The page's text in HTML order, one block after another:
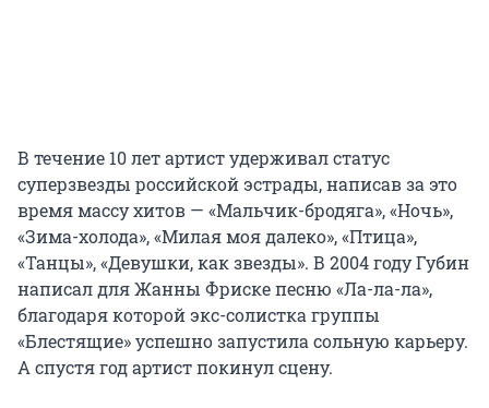
В течение 10 лет артист удерживал статус
суперзвезды российской эстрады, написав за это
время массу хитов — «Мальчик-бродяга», «Ночь»,
«Зима-холода», «Милая моя далеко», «Птица»,
«Танцы», «Девушки, как звезды». В 2004 году Губин
написал для Жанны Фриске песню «Ла-ла-ла»,
благодаря которой экс-солистка группы
«Блестящие» успешно запустила сольную карьеру.
А спустя год артист покинул сцену.